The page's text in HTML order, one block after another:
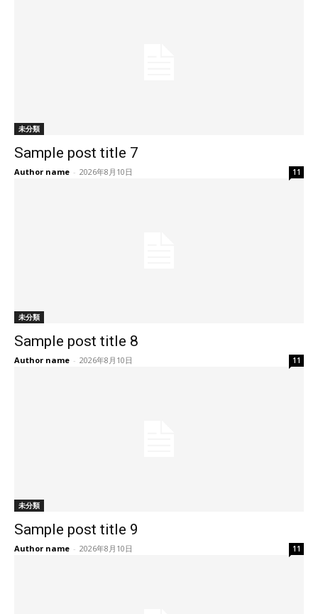
未分類
Sample post title 7
Author name - 2026年8月10日 11
未分類
Sample post title 8
Author name - 2026年8月10日 11
未分類
Sample post title 9
Author name - 2026年8月10日 11